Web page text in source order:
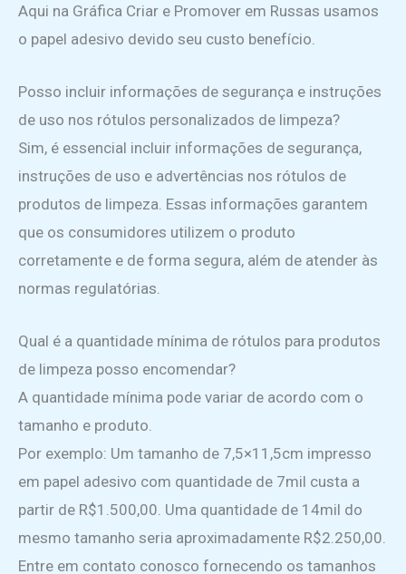
Aqui na Gráfica Criar e Promover em Russas usamos
o papel adesivo devido seu custo benefício.
Posso incluir informações de segurança e instruções
de uso nos rótulos personalizados de limpeza?
Sim, é essencial incluir informações de segurança,
instruções de uso e advertências nos rótulos de
produtos de limpeza. Essas informações garantem
que os consumidores utilizem o produto
corretamente e de forma segura, além de atender às
normas regulatórias.
Qual é a quantidade mínima de rótulos para produtos
de limpeza posso encomendar?
A quantidade mínima pode variar de acordo com o
tamanho e produto.
Por exemplo: Um tamanho de 7,5×11,5cm impresso
em papel adesivo com quantidade de 7mil custa a
partir de R$1.500,00. Uma quantidade de 14mil do
mesmo tamanho seria aproximadamente R$2.250,00.
Entre em contato conosco fornecendo os tamanhos